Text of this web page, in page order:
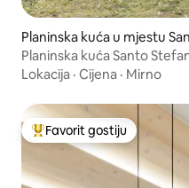
Planinska kuća u mjestu
re
Planinska kuća Santo
Lokacija · Cijena · Mirno
Glavni favorit gostiju
Favorit gostiju